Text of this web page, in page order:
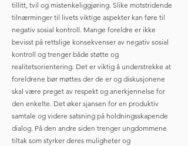
tillitt, tvil og mistenkeliggjøring. Slike motstridende
tilnærminger til livets viktige aspekter kan føre til
negativ sosial kontroll. Mange foreldre er ikke
bevisst på rettslige konsekvenser av negativ sosial
kontroll og trenger både støtte og
realitetsorientering. Det er viktig å understrekke at
foreldrene bør møttes der de er og diskusjonene
skal være preget av respekt og anerkjennelse for
den enkelte. Det øker sjansen for en produktiv
samtale og videre satsning på holdningsskapende
dialog. På den andre siden trenger ungdommene
tiltak som styrker deres muligheter og